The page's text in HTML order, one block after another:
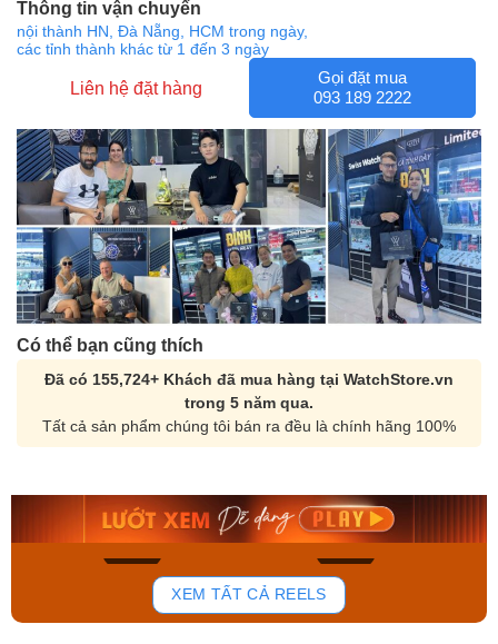
Thông tin vận chuyển
nội thành HN, Đà Nẵng, HCM trong ngày,
các tỉnh thành khác từ 1 đến 3 ngày
Liên hệ đặt hàng
Gọi đặt mua
093 189 2222
Có thể bạn cũng thích
Đã có 155,724+ Khách đã mua hàng tại WatchStore.vn
trong 5 năm qua.
Tất cả sản phẩm chúng tôi bán ra đều là chính hãng 100%
136
Orient Nam RA-
Mua ngay
Casio Nam MTS-
Mua ngay
XEM TẤT CẢ REELS